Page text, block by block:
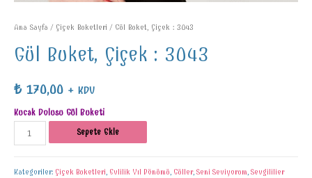
Ana Sayfa / Çiçek Buketleri / Gül Buket, Çiçek : 3043
Gül Buket, Çiçek : 3043
₺170,00 + KDV
Kucak Dolusu Gül Buketi
Sepete Ekle
Kategoriler: Çiçek Buketleri, Evlilik Yıl Dönümü, Güller, Seni Seviyorum, Sevgililier